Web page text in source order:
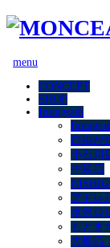
menu
CONCEPT
SHOP
Instagram
自由が
小石川
中延店
アトレ
水沢ロ
もとま
大船店